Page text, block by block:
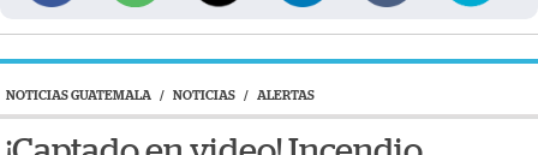
NOTICIAS GUATEMALA / NOTICIAS / ALERTAS